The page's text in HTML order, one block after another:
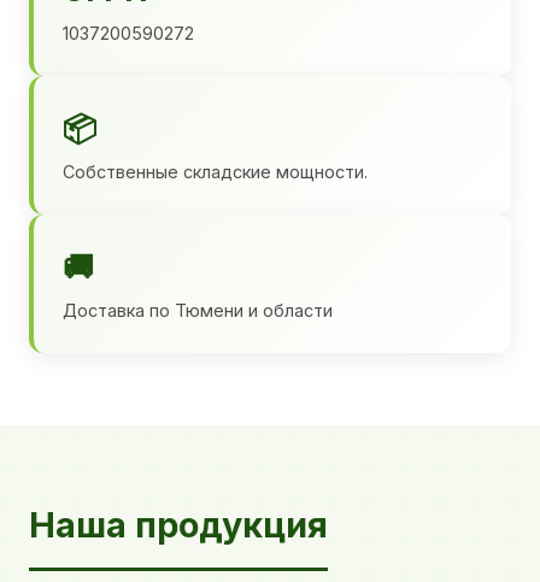
1037200590272
📦
Собственные складские мощности.
🚚
Доставка по Тюмени и области
Наша продукция